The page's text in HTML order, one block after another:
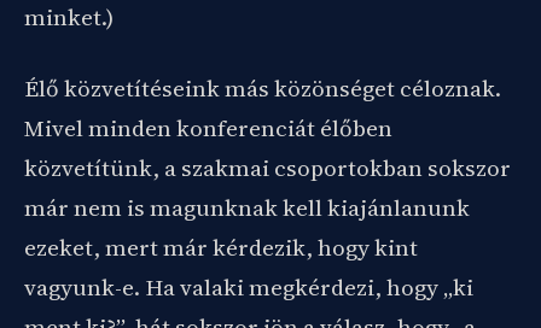
minket.)
Élő közvetítéseink más közönséget céloznak.
Mivel minden konferenciát élőben
közvetítünk, a szakmai csoportokban sokszor
már nem is magunknak kell kiajánlanunk
ezeket, mert már kérdezik, hogy kint
vagyunk-e. Ha valaki megkérdezi, hogy „ki